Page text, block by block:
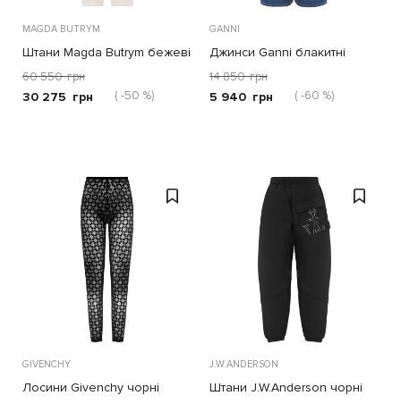
MAGDA BUTRYM
Штани Magda Butrym бежеві
60 550 грн
30 275 грн ( -50 %)
GANNI
Джинси Ganni блакитні
14 850 грн
5 940 грн ( -60 %)
GIVENCHY
Лосини Givenchy чорні
J.W.ANDERSON
Штани J.W.Anderson чорні